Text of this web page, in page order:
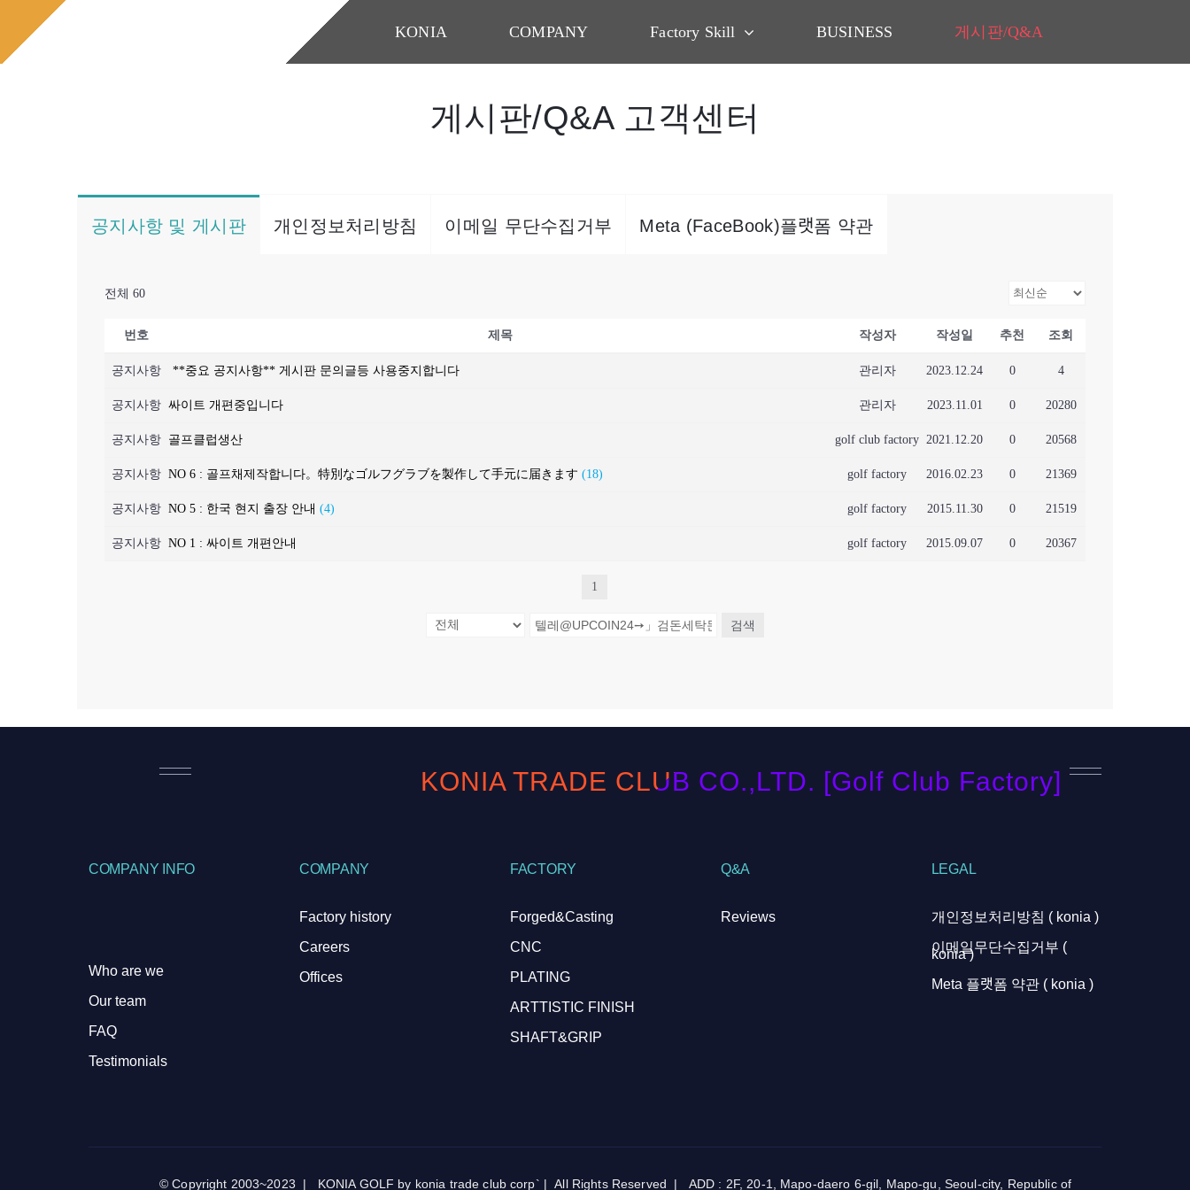
KONIA COMPANY Factory Skill BUSINESS 게시판/Q&A
게시판/Q&A 고객센터
공지사항 및 게시판 개인정보처리방침 이메일 무단수집거부 Meta (FaceBook)플랫폼 약관
전체 60
번호 제목 작성자 작성일 추천 조회
공지사항 **중요 공지사항** 게시판 문의글등 사용중지합니다 관리자 2023.12.24 0 4
공지사항 싸이트 개편중입니다 관리자 2023.11.01 0 20280
공지사항 골프클럽생산 golf club factory 2021.12.20 0 20568
공지사항 NO 6 : 골프채제작합니다。特別なゴルフグラブを製作して手元に届きます (18) golf factory 2016.02.23 0 21369
공지사항 NO 5 : 한국 현지 출장 안내 (4) golf factory 2015.11.30 0 21519
공지사항 NO 1 : 싸이트 개편안내 golf factory 2015.09.07 0 20367
1
검색
KONIA TRADE CLUB CO.,LTD. [Golf Club Factory]
COMPANY INFO
Who are we
Our team
FAQ
Testimonials
COMPANY
Factory history
Careers
Offices
FACTORY
Forged&Casting
CNC
PLATING
ARTTISTIC FINISH
SHAFT&GRIP
Q&A
Reviews
LEGAL
개인정보처리방침 ( konia )
이메일무단수집거부 (
konia )
Meta 플랫폼 약관 ( konia )
© Copyright 2003~2023 | KONIA GOLF by konia trade club corp` | All Rights Reserved | ADD : 2F, 20-1, Mapo-daero 6-gil, Mapo-gu, Seoul-city, Republic of